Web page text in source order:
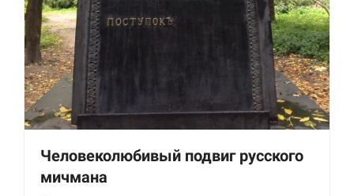
Человеколюбивый подвиг русского
мичмана
Необходимые
Использование
этих файлов cookie
обязательно. Они
функционирования